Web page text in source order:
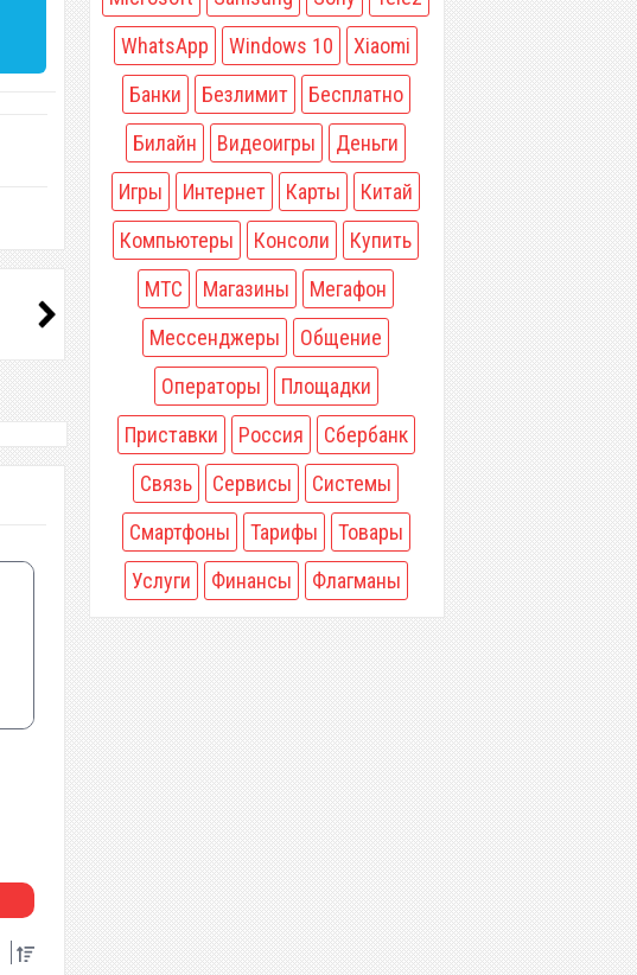
WhatsApp
Windows 10
Xiaomi
Банки
Безлимит
Бесплатно
Билайн
Видеоигры
Деньги
Игры
Интернет Карты
Китай
Компьютеры
Консоли
Купить
МТС
Магазины
Мегафон
Мессенджеры
Общение
Операторы
Площадки
Приставки
Россия
Сбербанк
Связь
Сервисы
Системы
Смартфоны
Тарифы
Товары
Услуги
Финансы Флагманы